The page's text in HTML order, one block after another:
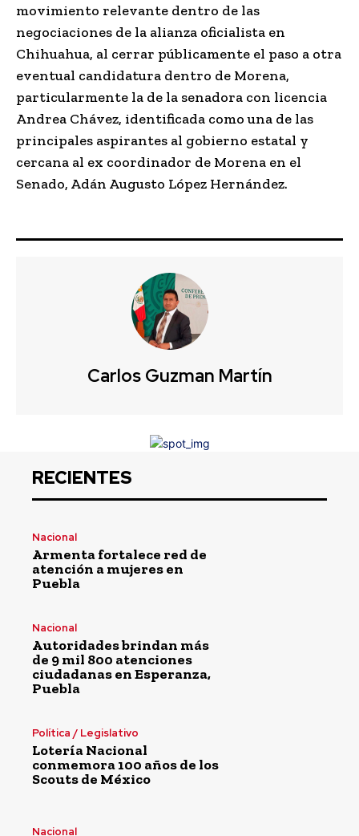
movimiento relevante dentro de las
negociaciones de la alianza oficialista en
Chihuahua, al cerrar públicamente el paso a otra
eventual candidatura dentro de Morena,
particularmente la de la senadora con licencia
Andrea Chávez, identificada como una de las
principales aspirantes al gobierno estatal y
cercana al ex coordinador de Morena en el
Senado, Adán Augusto López Hernández.
Carlos Guzman Martín
RECIENTES
Nacional
Armenta fortalece red de
atención a mujeres en
Puebla
Nacional
Autoridades brindan más
de 9 mil 800 atenciones
ciudadanas en Esperanza,
Puebla
Política / Legislativo
Lotería Nacional
conmemora 100 años de los
Scouts de México
Nacional